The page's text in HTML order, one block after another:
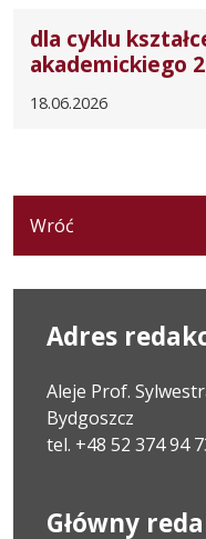
dla cyklu
akademickiego
18.06.2026
Wróć
Adres
Aleje Prof.
Bydgoszcz
tel. +48 52 374 94
Główny